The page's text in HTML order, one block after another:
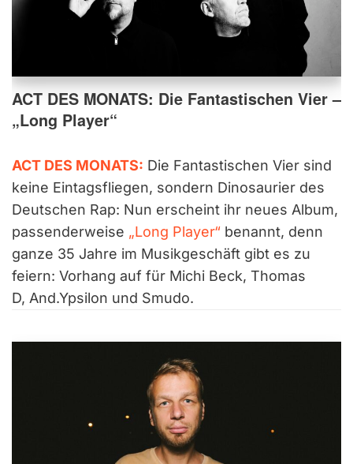
ACT DES MONATS: Die Fantastischen Vier –
„Long Player“
ACT DES MONATS: Die Fantastischen Vier sind
keine Eintagsfliegen, sondern Dinosaurier des
Deutschen Rap: Nun erscheint ihr neues Album,
passenderweise „Long Player“ benannt, denn
ganze 35 Jahre im Musikgeschäft gibt es zu
feiern: Vorhang auf für Michi Beck, Thomas
D, And.Ypsilon und Smudo.